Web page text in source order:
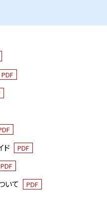
PDF
ド PDF
PDF
いて PDF